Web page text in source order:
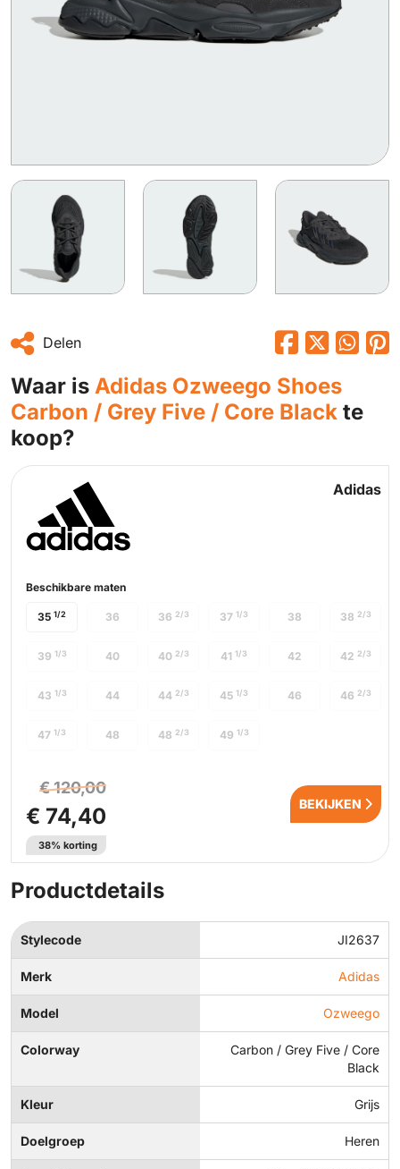
Delen
Waar is Adidas Ozweego Shoes
Carbon / Grey Five / Core Black te
koop?
Adidas
Beschikbare maten
35 1/2 36 36 2/3 37 1/3 38 38 2/3
39 1/3 40 40 2/3 41 1/3 42 42 2/3
43 1/3 44 44 2/3 45 1/3 46 46 2/3
47 1/3 48 48 2/3 49 1/3
€ 120,00
€ 74,40
38% korting
BEKIJKEN
Productdetails
Stylecode JI2637
Merk Adidas
Model Ozweego
Colorway
Carbon / Grey Five / Core
Black
Kleur Grijs
Doelgroep Heren